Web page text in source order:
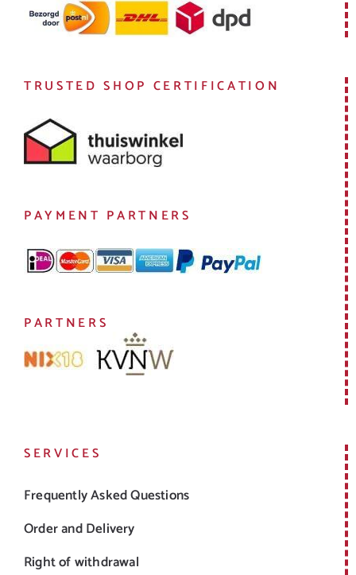
TRUSTED SHOP CERTIFICATION
PAYMENT PARTNERS
PARTNERS
SERVICES
Frequently Asked Questions
Order and Delivery
Right of withdrawal